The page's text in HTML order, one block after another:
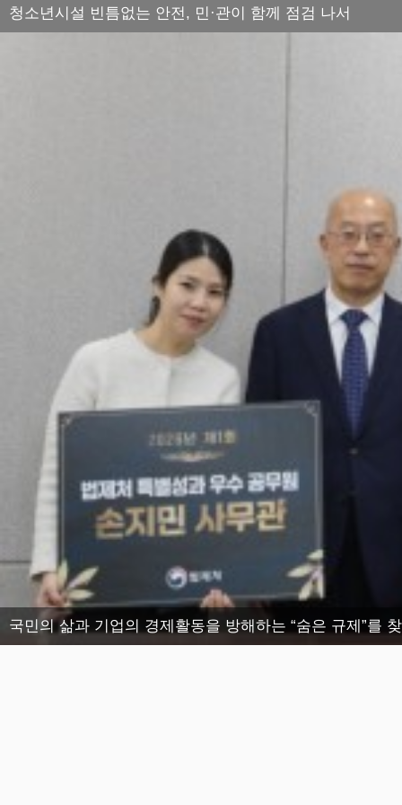
청소년시설 빈틈없는 안전, 민·관이 함께 점검 나서
국민의 삶과 기업의 경제활동을 방해하는 “숨은 규제”를